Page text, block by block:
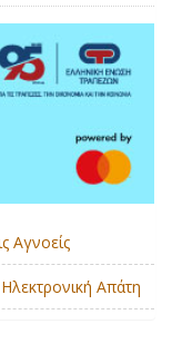
Αγνοείς
Απάτη